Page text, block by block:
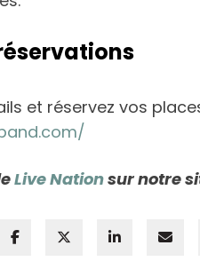
et réservez vos
Live Nationsur notre